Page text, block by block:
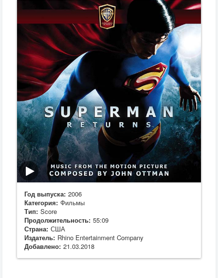
Год выпуска: 2006
Категория: Фильмы
Тип: Score
Продолжительность: 55:09
Страна: США
Издатель: Rhino Entertainment Company
Добавлено: 21.03.2018